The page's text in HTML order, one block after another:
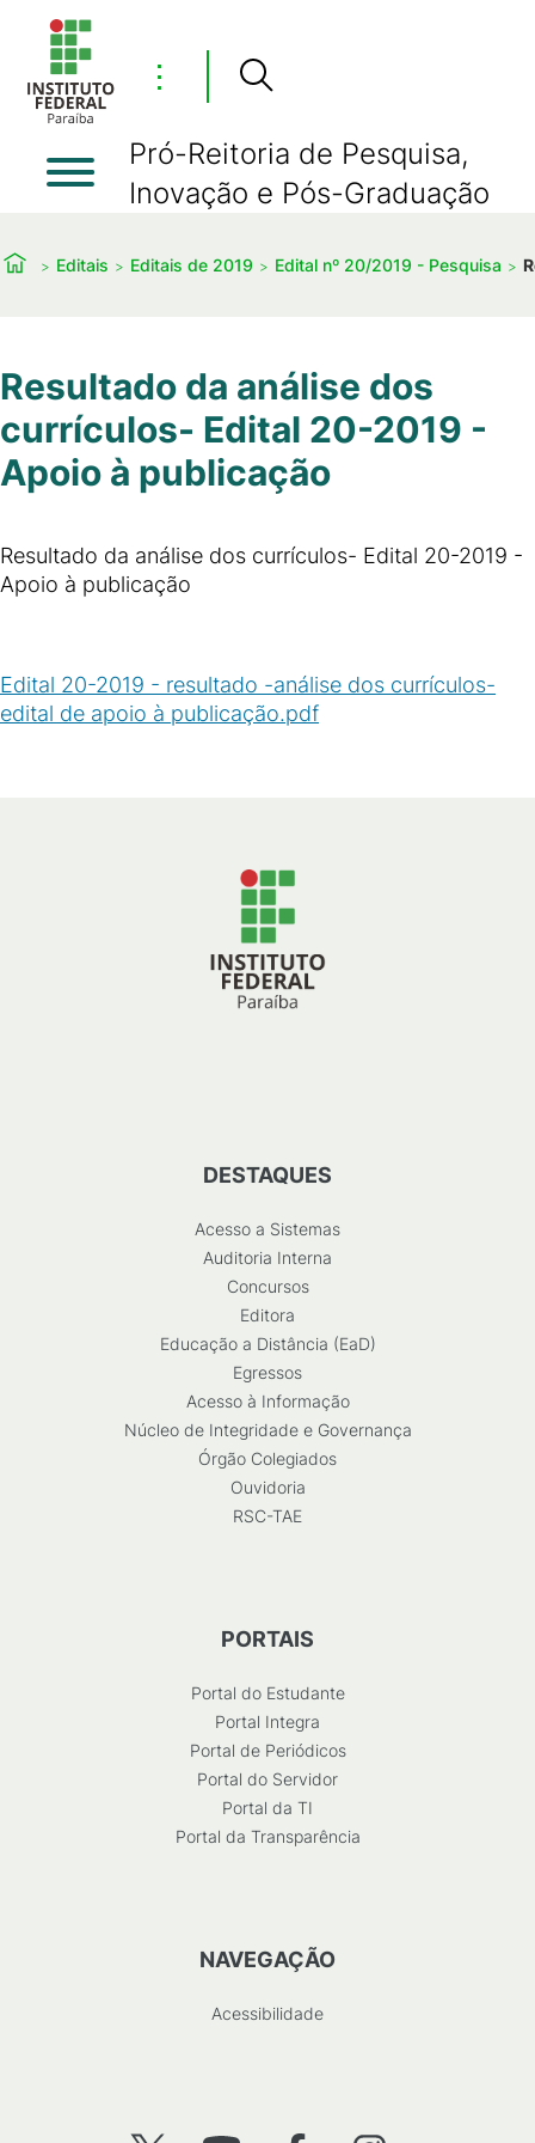
⋮
Pró-Reitoria de Pesquisa,
Inovação e Pós-Graduação
Editais Editais de 2019 Edital nº 20/2019 - Pesquisa
Resultado da análise dos
currículos- Edital 20-2019 -
Apoio à publicação
Resultado da análise dos currículos- Edital 20-2019 -
Apoio à publicação
Edital 20-2019 - resultado -análise dos currículos-
edital de apoio à publicação.pdf
DESTAQUES
Acesso a Sistemas
Auditoria Interna
Concursos
Editora
Educação a Distância (EaD)
Egressos
Acesso à Informação
Núcleo de Integridade e Governança
Órgão Colegiados
Ouvidoria
RSC-TAE
PORTAIS
Portal do Estudante
Portal Integra
Portal de Periódicos
Portal do Servidor
Portal da TI
Portal da Transparência
NAVEGAÇÃO
Acessibilidade